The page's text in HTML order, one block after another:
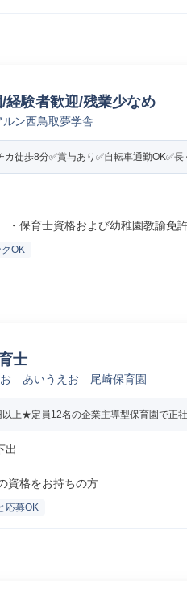
経験者歓迎/残業少なめ
ン西鳥取夢学舎
カ徒歩8分✅賞与あり✅自転車通勤OK✅
・保育士資格および幼稚園教諭免許
OK
士
お あいうえお 尾崎保育園
以上★定員12名の企業主導型保育園で正
出
資格をお持ちの方
応募OK